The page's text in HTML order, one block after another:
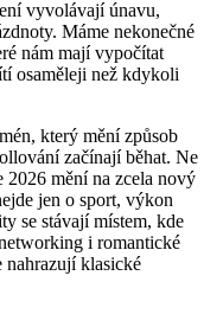
vyvolávají únavu,
Máme nekonečné
nám mají vypočítat
osaměleji než kdykoli
který mění způsob
začínají běhat. Ne
2026 mění na zcela nový
jen o sport, výkon
se stávají místem, kde
i romantické
nahrazují klasické